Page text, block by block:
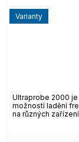
Ultraprobe 2000
možností ladění
na různých
varianty